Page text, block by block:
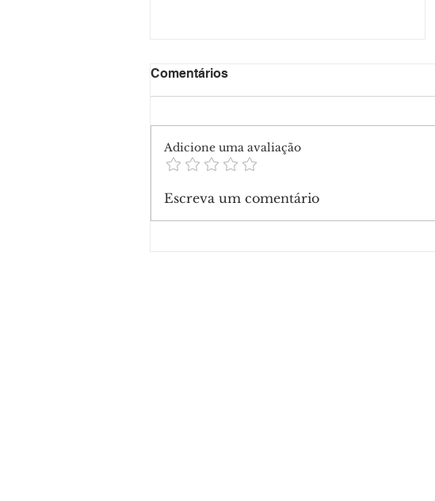
Força Tática prende suspeito com
Comentários
Adicione uma avaliação
Escreva um comentário